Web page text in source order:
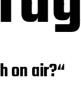
on air?“